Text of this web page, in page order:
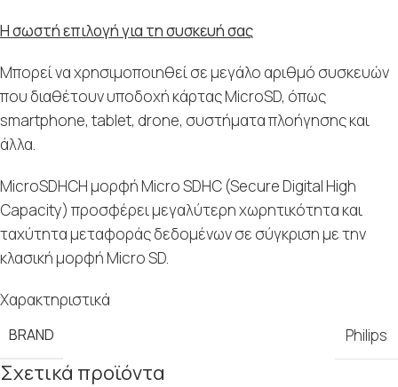
Η σωστή επιλογή για τη συσκευή σας
Μπορεί να χρησιμοποιηθεί σε μεγάλο αριθμό συσκευών
που διαθέτουν υποδοχή κάρτας MicroSD, όπως
smartphone, tablet, drone, συστήματα πλοήγησης και
άλλα.
MicroSDHCΗ μορφή Micro SDHC (Secure Digital High
Capacity) προσφέρει μεγαλύτερη χωρητικότητα και
ταχύτητα μεταφοράς δεδομένων σε σύγκριση με την
κλασική μορφή Micro SD.
Χαρακτηριστικά
BRAND Philips
Σχετικά προϊόντα